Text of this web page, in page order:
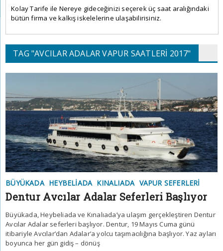
Kolay Tarife ile Nereye gideceğinizi seçerek üç saat aralığındaki
bütün firma ve kalkış iskelelerine ulaşabilirisiniz.
TAG "AVCILAR ADALAR VAPUR SAATLERI 2017"
BÜYÜKADA HEYBELIADA KINALIADA VAPUR SEFERLERI
Dentur Avcılar Adalar Seferleri Başlıyor
Büyükada, Heybeliada ve Kınalıada’ya ulaşım gerçekleştiren Dentur
Avcılar Adalar seferleri başlıyor. Dentur, 19 Mayıs Cuma günü
itibariyle Avcılar’dan Adalar’a yolcu taşımacılığına başlıyor. Yaz ayları
boyunca her gün gidiş – dönüş